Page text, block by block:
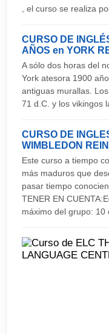
El precio no
. Recogida en el
. Billete de avión
. Excursiones y
programa
. Tasa de
denominados
donde se localizan
de Eastgate
cafeterías y
característico
conocido como el
comercios se
lo que podrás
monumentos de la
Las carreras de
acontecimientos
condado de
Festivos:
Igual que en el
, el curso se realiza
CURSO DE
AÑOS en YORK
A sólo dos horas del
York atesora 1900
antiguas murallas.
71 d.C. y los vikingos
CURSO DE
WIMBLEDON
Este curso a tiempo
más maduros que
pasar tiempo
TENER EN
máximo del grupo: 10